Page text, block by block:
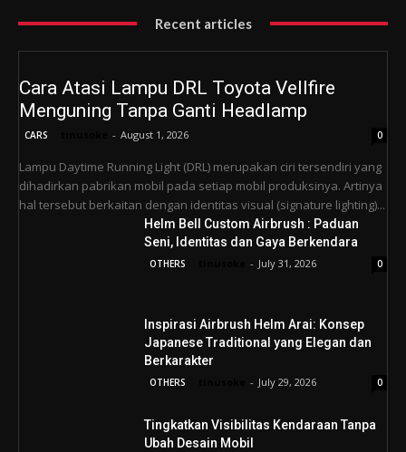
Recent articles
Cara Atasi Lampu DRL Toyota Vellfire
Menguning Tanpa Ganti Headlamp
CARS - August 1, 2026 0
Lampu Daytime Running Light (DRL) merupakan ciri tersendiri yang
dihadirkan pabrikan mobil pada setiap mobil produksinya. Artinya
hal tersebut berkaitan dengan identitas visual (signature lighting)...
Helm Bell Custom Airbrush : Paduan
Seni, Identitas dan Gaya Berkendara
OTHERS - July 31, 2026 0
Inspirasi Airbrush Helm Arai: Konsep
Japanese Traditional yang Elegan dan
Berkarakter
OTHERS - July 29, 2026 0
Tingkatkan Visibilitas Kendaraan Tanpa
Ubah Desain Mobil